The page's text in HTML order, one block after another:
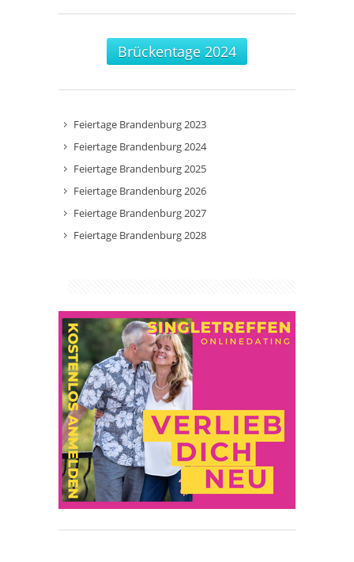
Brückentage 2024
Feiertage Brandenburg 2023
Feiertage Brandenburg 2024
Feiertage Brandenburg 2025
Feiertage Brandenburg 2026
Feiertage Brandenburg 2027
Feiertage Brandenburg 2028